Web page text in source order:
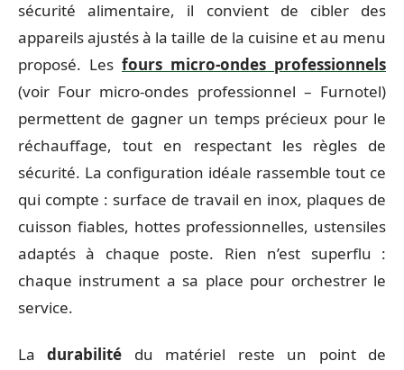
sécurité alimentaire, il convient de cibler des
appareils ajustés à la taille de la cuisine et au menu
proposé. Les fours micro-ondes professionnels
(voir Four micro-ondes professionnel – Furnotel)
permettent de gagner un temps précieux pour le
réchauffage, tout en respectant les règles de
sécurité. La configuration idéale rassemble tout ce
qui compte : surface de travail en inox, plaques de
cuisson fiables, hottes professionnelles, ustensiles
adaptés à chaque poste. Rien n’est superflu :
chaque instrument a sa place pour orchestrer le
service.
Ladurabilité du matériel reste un point de